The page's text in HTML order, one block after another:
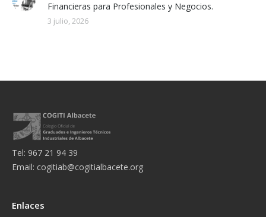
Financieras para Profesionales y Negocios.
3 julio, 2026
Tel: 967 21 94 39
Email: cogitiab@cogitialbacete.org
Enlaces